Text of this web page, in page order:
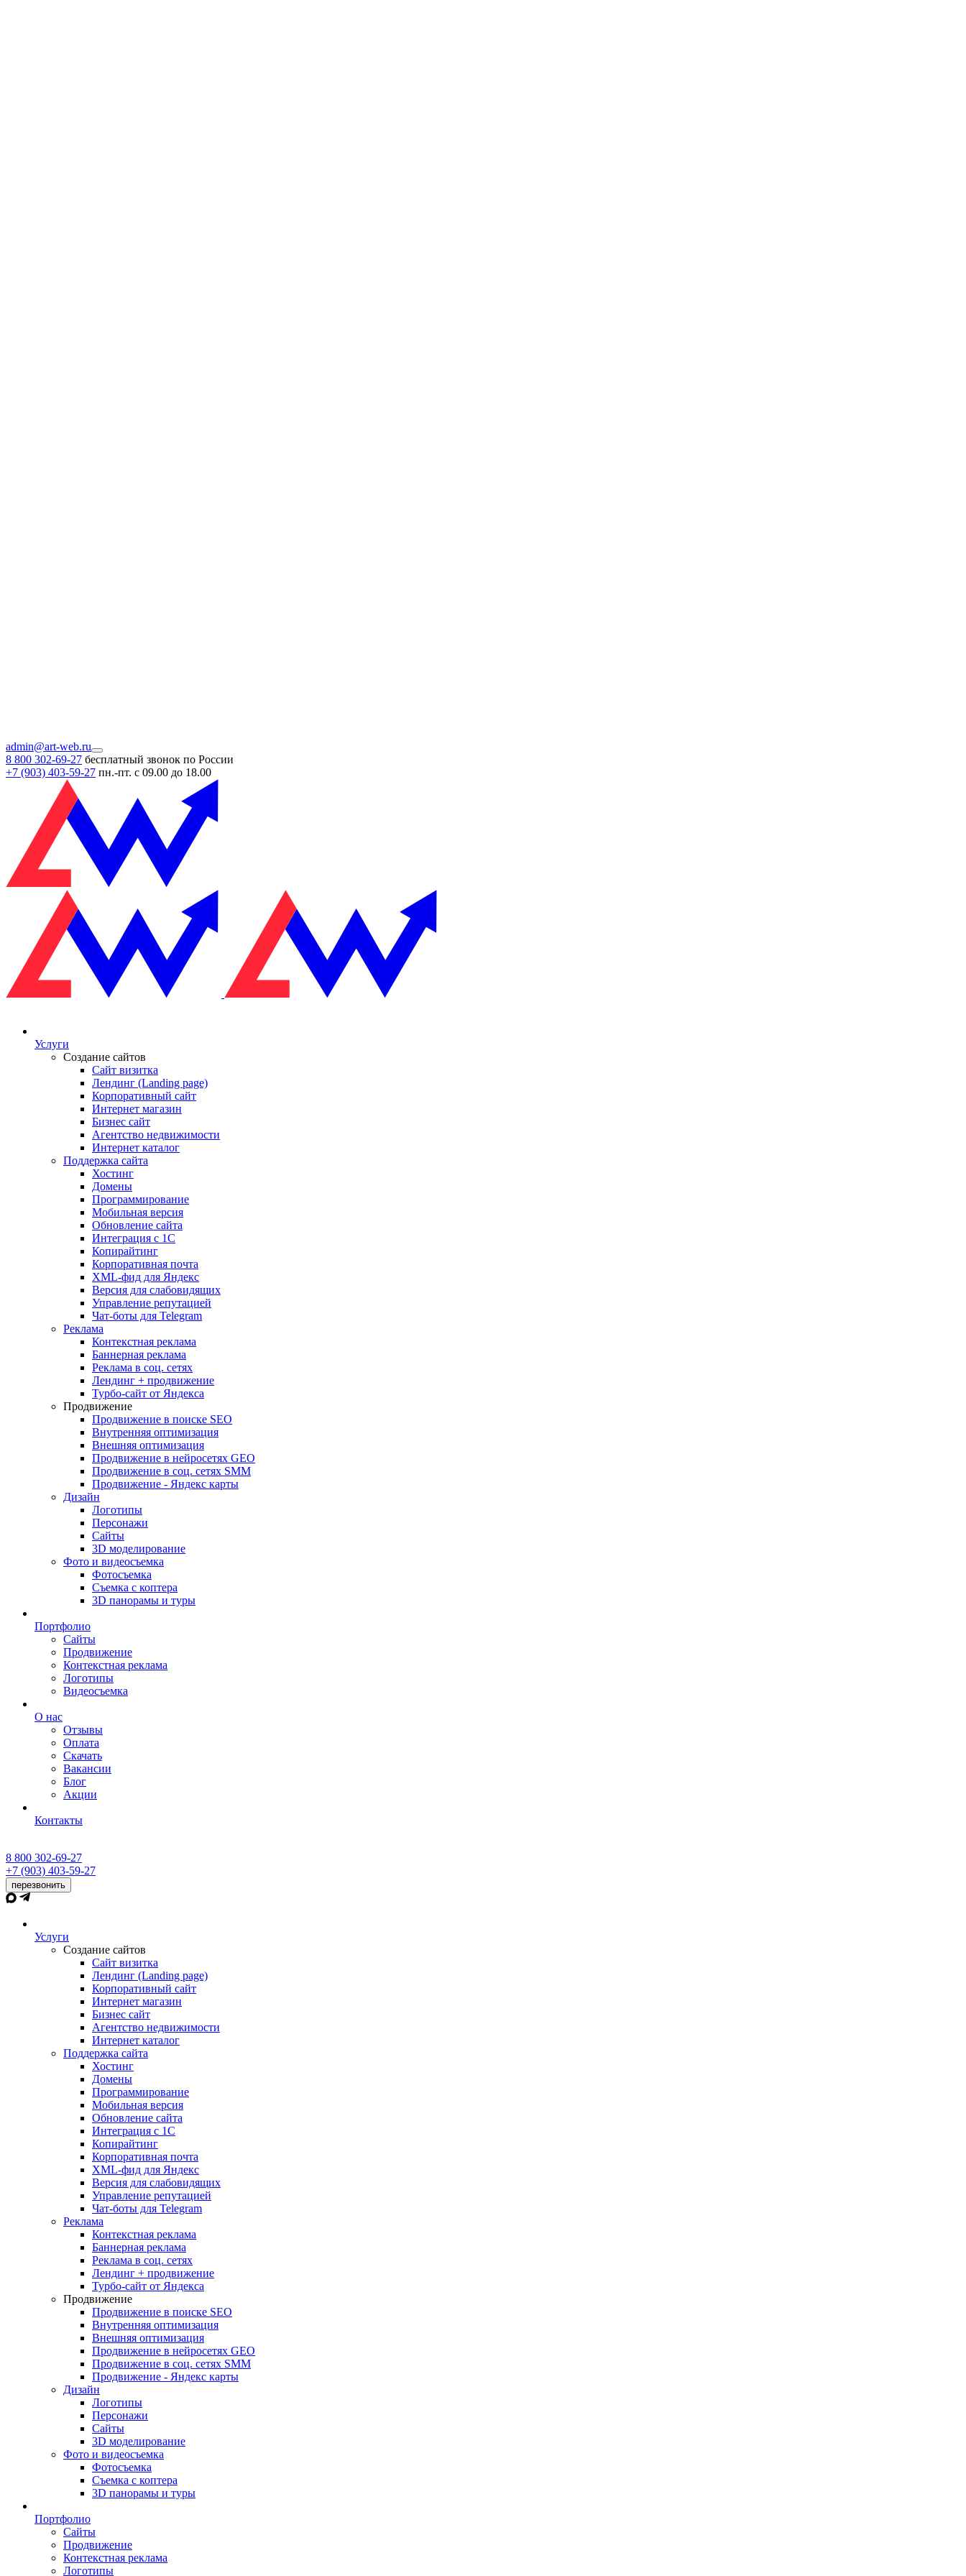
admin@art-web.ru
8 800 302-69-27 бесплатный звонок по России
+7 (903) 403-59-27 пн.-пт. с 09.00 до 18.00
Услуги
Создание сайтов
Сайт визитка
Лендинг (Landing page)
Корпоративный сайт
Интернет магазин
Бизнес сайт
Агентство недвижимости
Интернет каталог
Поддержка сайта
Хостинг
Домены
Программирование
Мобильная версия
Обновление сайта
Интеграция с 1С
Копирайтинг
Корпоративная почта
XML-фид для Яндекс
Версия для слабовидящих
Управление репутацией
Чат-боты для Telegram
Реклама
Контекстная реклама
Баннерная реклама
Реклама в соц. сетях
Лендинг + продвижение
Турбо-сайт от Яндекса
Продвижение
Продвижение в поиске SEO
Внутренняя оптимизация
Внешняя оптимизация
Продвижение в нейросетях GEO
Продвижение в соц. сетях SMM
Продвижение - Яндекс карты
Дизайн
Логотипы
Персонажи
Сайты
3D моделирование
Фото и видеосъемка
Фотосъемка
Съемка с коптера
3D панорамы и туры
Портфолио
Сайты
Продвижение
Контекстная реклама
Логотипы
Видеосъемка
О нас
Отзывы
Оплата
Скачать
Вакансии
Блог
Акции
Контакты
8 800 302-69-27
+7 (903) 403-59-27
перезвонить
Услуги
Создание сайтов
Сайт визитка
Лендинг (Landing page)
Корпоративный сайт
Интернет магазин
Бизнес сайт
Агентство недвижимости
Интернет каталог
Поддержка сайта
Хостинг
Домены
Программирование
Мобильная версия
Обновление сайта
Интеграция с 1С
Копирайтинг
Корпоративная почта
XML-фид для Яндекс
Версия для слабовидящих
Управление репутацией
Чат-боты для Telegram
Реклама
Контекстная реклама
Баннерная реклама
Реклама в соц. сетях
Лендинг + продвижение
Турбо-сайт от Яндекса
Продвижение
Продвижение в поиске SEO
Внутренняя оптимизация
Внешняя оптимизация
Продвижение в нейросетях GEO
Продвижение в соц. сетях SMM
Продвижение - Яндекс карты
Дизайн
Логотипы
Персонажи
Сайты
3D моделирование
Фото и видеосъемка
Фотосъемка
Съемка с коптера
3D панорамы и туры
Портфолио
Сайты
Продвижение
Контекстная реклама
Логотипы